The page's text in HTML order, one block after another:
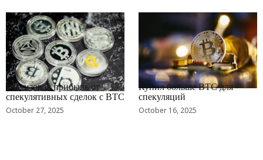
RRCNEWS_RU
Реализовал прибыль от
спекулятивных сделок с BTC
October 27, 2025
RRCNEWS_RU
Купил больше BTC для
спекуляций
October 16, 2025